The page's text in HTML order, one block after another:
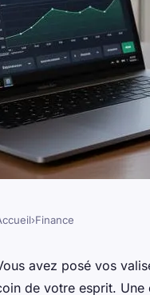
›Finance
avez posé vos
de votre esprit. Une